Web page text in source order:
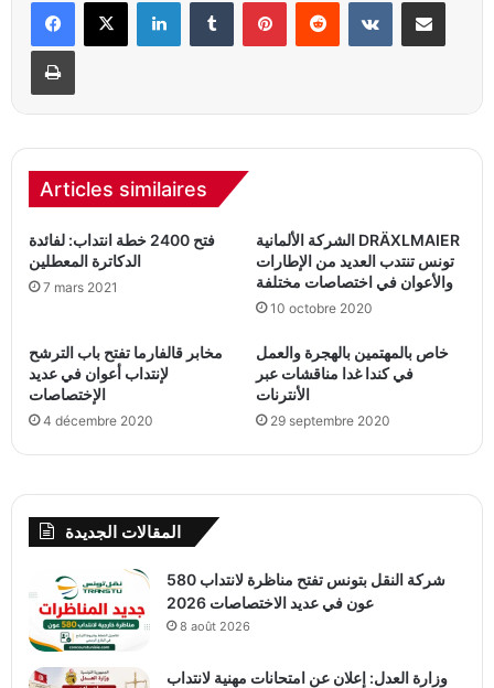
Articles similaires
فتح 2400 خطة انتداب: لفائدة
الدكاترة المعطلين
7 mars 2021
الشركة الألمانية DRÄXLMAIER
تونس تنتدب العديد من الإطارات
والأعوان في اختصاصات مختلفة
10 octobre 2020
مخابر قالفارما تفتح باب الترشح
لإنتداب أعوان في عديد
الإختصاصات
4 décembre 2020
خاص بالمهتمين بالهجرة والعمل
في كندا غدا مناقشات عبر
الأنترنات
29 septembre 2020
المقالات الجديدة
شركة النقل بتونس تفتح مناظرة لانتداب 580
عون في عديد الاختصاصات 2026
8 août 2026
وزارة العدل: إعلان عن امتحانات مهنية لانتداب